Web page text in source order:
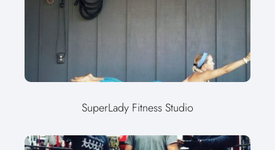
SuperLady Fitness Studio